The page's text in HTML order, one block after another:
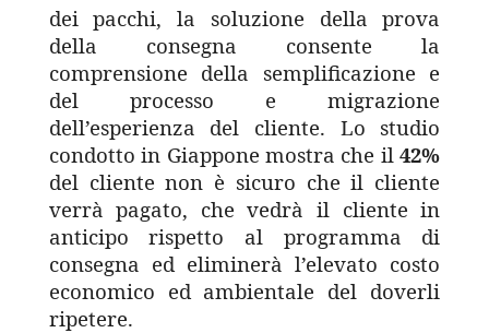
dei pacchi, la soluzione della prova
della consegna consente la
comprensione della semplificazione e
del processo e migrazione
dell’esperienza del cliente. Lo studio
condotto in Giappone mostra che il42%
del cliente non è sicuro che il cliente
verrà pagato, che vedrà il cliente in
anticipo rispetto al programma di
consegna ed eliminerà l’elevato costo
economico ed ambientale del doverli
ripetere.